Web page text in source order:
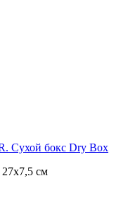
Сухой бокс Dry Box
см